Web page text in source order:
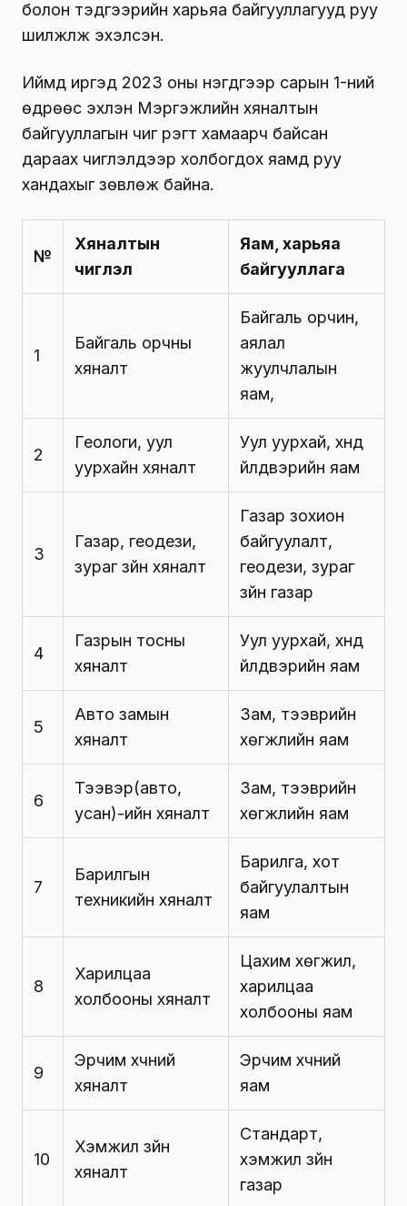
болон тэдгээрийн харьяа байгууллагууд руу
шилжүүлж эхэлсэн.
Иймд иргэд 2023 оны нэгдүгээр сарын 1-ний
өдрөөс эхлэн Мэргэжлийн хяналтын
байгууллагын чиг үүрэгт хамаарч байсан
дараах чиглэлүүдээр холбогдох яамд руу
хандахыг зөвлөж байна.
№
Хяналтын
чиглэл
Яам, харьяа
байгууллага
1
Байгаль орчны
хяналт
Байгаль орчин,
аялал
жуулчлалын
яам,
2
Геологи, уул
уурхайн хяналт
Уул уурхай, хүнд
үйлдвэрийн яам
3
Газар, геодези,
зураг зүйн хяналт
Газар зохион
байгуулалт,
геодези, зураг
зүйн газар
4
Газрын тосны
хяналт
Уул уурхай, хүнд
үйлдвэрийн яам
5
Авто замын
хяналт
Зам, тээврийн
хөгжлийн яам
6
Тээвэр(авто,
усан)-ийн хяналт
Зам, тээврийн
хөгжлийн яам
7
Барилгын
техникийн хяналт
Барилга, хот
байгуулалтын
яам
8
Харилцаа
холбооны хяналт
Цахим хөгжил,
харилцаа
холбооны яам
9
Эрчим хүчний
хяналт
Эрчим хүчний
яам
10
Хэмжил зүйн
хяналт
Стандарт,
хэмжил зүйн
газар